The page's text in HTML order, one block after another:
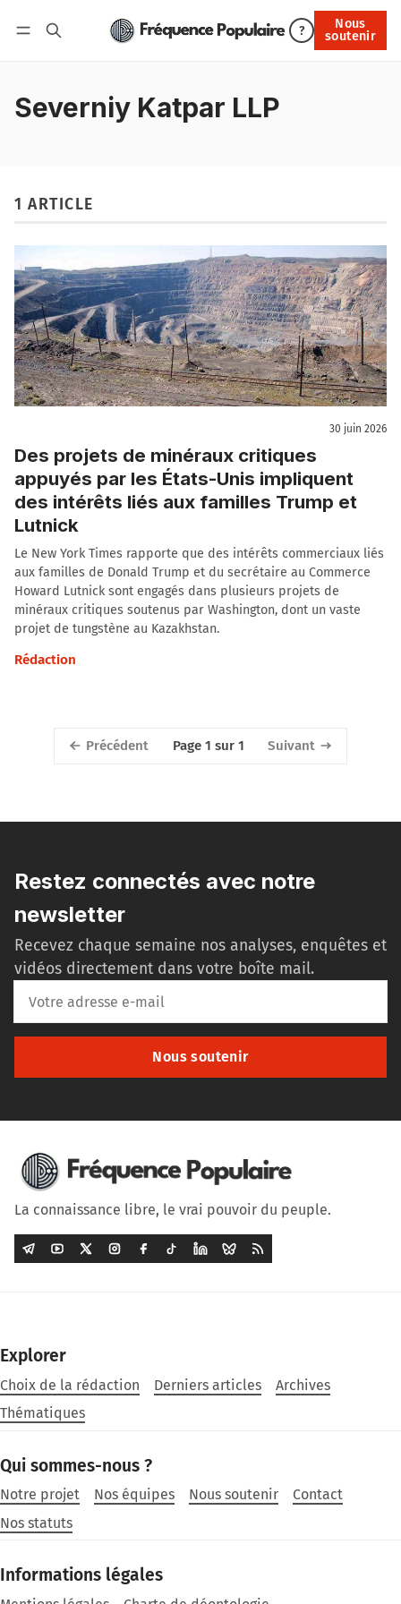
?
Nous
soutenir
Nous soutenir
Severniy Katpar LLP
1 ARTICLE
30 juin 2026
Des projets de minéraux critiques
appuyés par les États-Unis impliquent
des intérêts liés aux familles Trump et
Lutnick
Le New York Times rapporte que des intérêts commerciaux liés
aux familles de Donald Trump et du secrétaire au Commerce
Howard Lutnick sont engagés dans plusieurs projets de
minéraux critiques soutenus par Washington, dont un vaste
projet de tungstène au Kazakhstan.
Rédaction
Précédent Page 1 sur 1 Suivant
Restez connectés avec notre
newsletter
Recevez chaque semaine nos analyses, enquêtes et
vidéos directement dans votre boîte mail.
Nous soutenir
La connaissance libre, le vrai pouvoir du peuple.
Explorer
Choix de la rédaction Derniers articles
Archives
Thématiques
Qui sommes-nous ?
Notre projet Nos équipes Nous soutenir
Contact
Nos statuts
Informations légales